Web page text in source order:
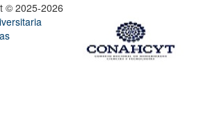
© 2025-2026